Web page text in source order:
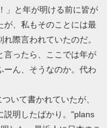
」と年が明ける前に皆が
が、私もそのことには最
際言われていたのだ。
言ったら、ここでは年が
ーん、そうなのか。代わ
いて書かれていたが、
説明したばかり。"plans